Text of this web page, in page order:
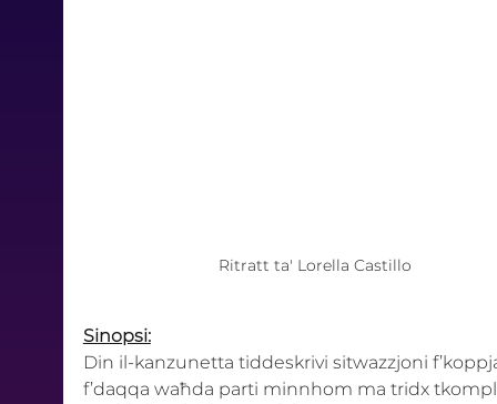
Ritratt ta' Lorella Castillo
Sinopsi:
Din il-kanzunetta tiddeskrivi sitwazzjoni
f’daqqa waħda parti minnhom ma tridx